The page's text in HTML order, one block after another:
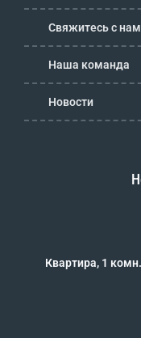
Свяжитесь с
Наша команда
Новости
Квартира, 1